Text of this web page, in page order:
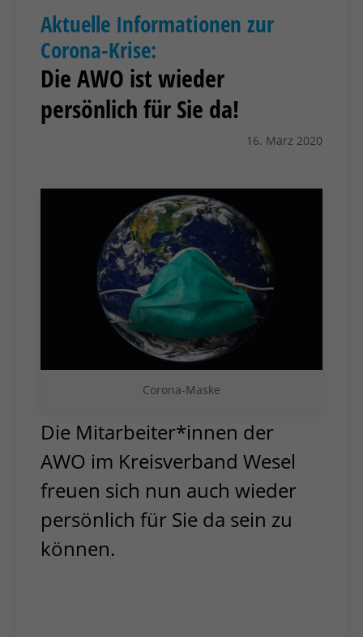
Aktuelle Informationen zur
Corona-Krise:
Die AWO ist wieder
persönlich für Sie da!
16. März 2020
Corona-Maske
Die Mitarbeiter*innen der
AWO im Kreisverband Wesel
freuen sich nun auch wieder
persönlich für Sie da sein zu
können.